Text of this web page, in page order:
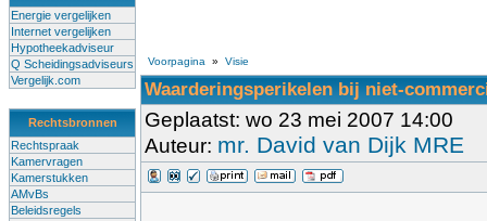
Energie vergelijken
Internet vergelijken
Hypotheekadviseur
Q Scheidingsadviseurs
Vergelijk.com
Rechtsbronnen
Rechtspraak
Kamervragen
Kamerstukken
AMvBs
Beleidsregels
Voorpagina » Visie
Waarderingsperikelen bij niet-
Geplaatst: wo 23 mei 2007 14:00
Auteur: mr. David van Dijk MRE